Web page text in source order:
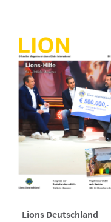
Lions Deutschland